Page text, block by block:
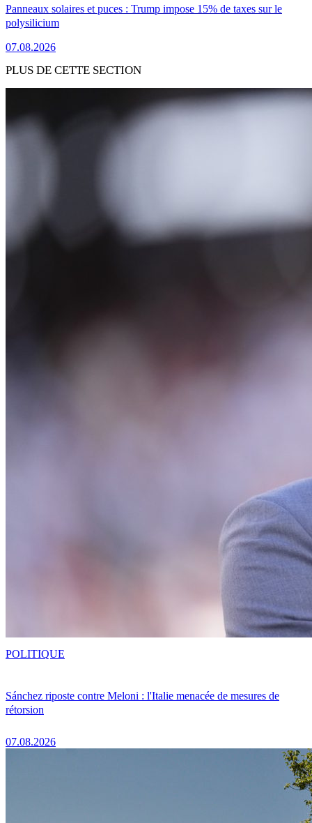
Panneaux solaires et puces : Trump impose 15% de taxes sur le
polysilicium
07.08.2026
PLUS DE CETTE SECTION
Sánchez riposte contre Meloni : l'Italie menacée de mesures de
rétorsion
07.08.2026
POLITIQUE